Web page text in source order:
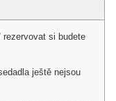
si budete
ještě nejsou